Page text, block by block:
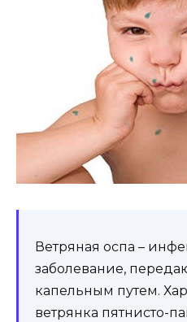
Ветряная оспа –
заболевание,
капельным путем.
ветрянка пятнисто-